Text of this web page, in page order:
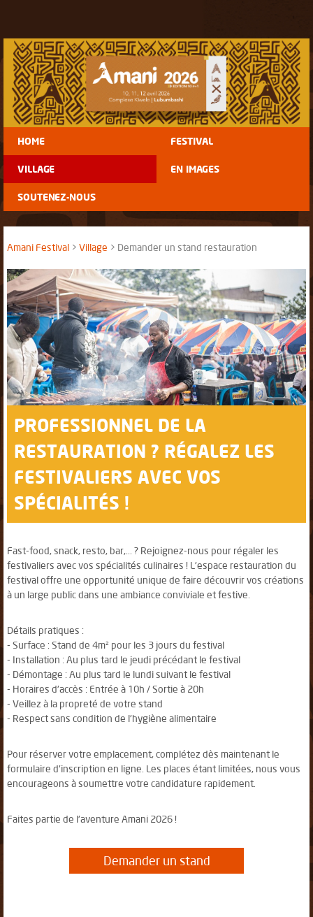
HOME FESTIVAL
VILLAGE EN IMAGES
SOUTENEZ-NOUS
Amani Festival Village Demander un stand restauration
PROFESSIONNEL DE LA
RESTAURATION ? RÉGALEZ LES
FESTIVALIERS AVEC VOS
SPÉCIALITÉS !
Fast-food, snack, resto, bar,... ? Rejoignez-nous pour régaler les
festivaliers avec vos spécialités culinaires ! L'espace restauration du
festival offre une opportunité unique de faire découvrir vos créations
à un large public dans une ambiance conviviale et festive.
Détails pratiques :
- Surface : Stand de 4m² pour les 3 jours du festival
- Installation : Au plus tard le jeudi précédant le festival
- Démontage : Au plus tard le lundi suivant le festival
- Horaires d'accès : Entrée à 10h / Sortie à 20h
- Veillez à la propreté de votre stand
- Respect sans condition de l'hygiène alimentaire
Pour réserver votre emplacement, complétez dès maintenant le
formulaire d'inscription en ligne. Les places étant limitées, nous vous
encourageons à soumettre votre candidature rapidement.
Faites partie de l'aventure Amani 2026 !
Demander un stand